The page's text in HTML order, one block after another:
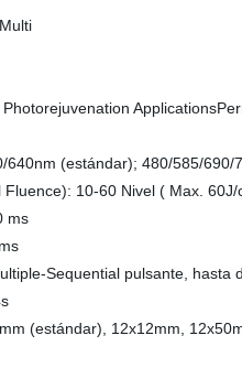
640nm (estándar); 480/585/690/
10-60 Nivel ( Max. 60J/
ms
Sequential pulsante, hasta
(estándar), 12x12mm,